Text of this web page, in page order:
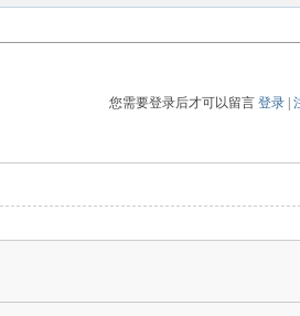
您需要登录后才可以留言登录 |